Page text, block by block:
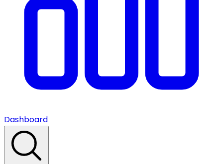
Dashboard